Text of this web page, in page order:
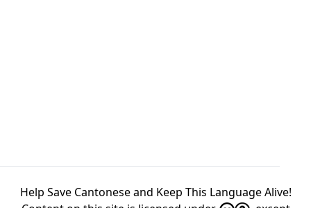
Help Save Cantonese and Keep This Language Alive!